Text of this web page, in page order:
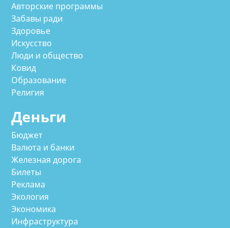
Авторские программы
Забавы ради
Здоровье
Искусство
Люди и общество
Ковид
Образование
Религия
Деньги
Бюджет
Валюта и банки
Железная дорога
Билеты
Реклама
Экология
Экономика
Инфраструктура